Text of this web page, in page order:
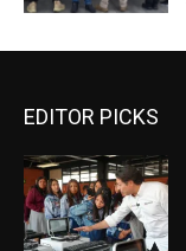
EDITOR PICKS